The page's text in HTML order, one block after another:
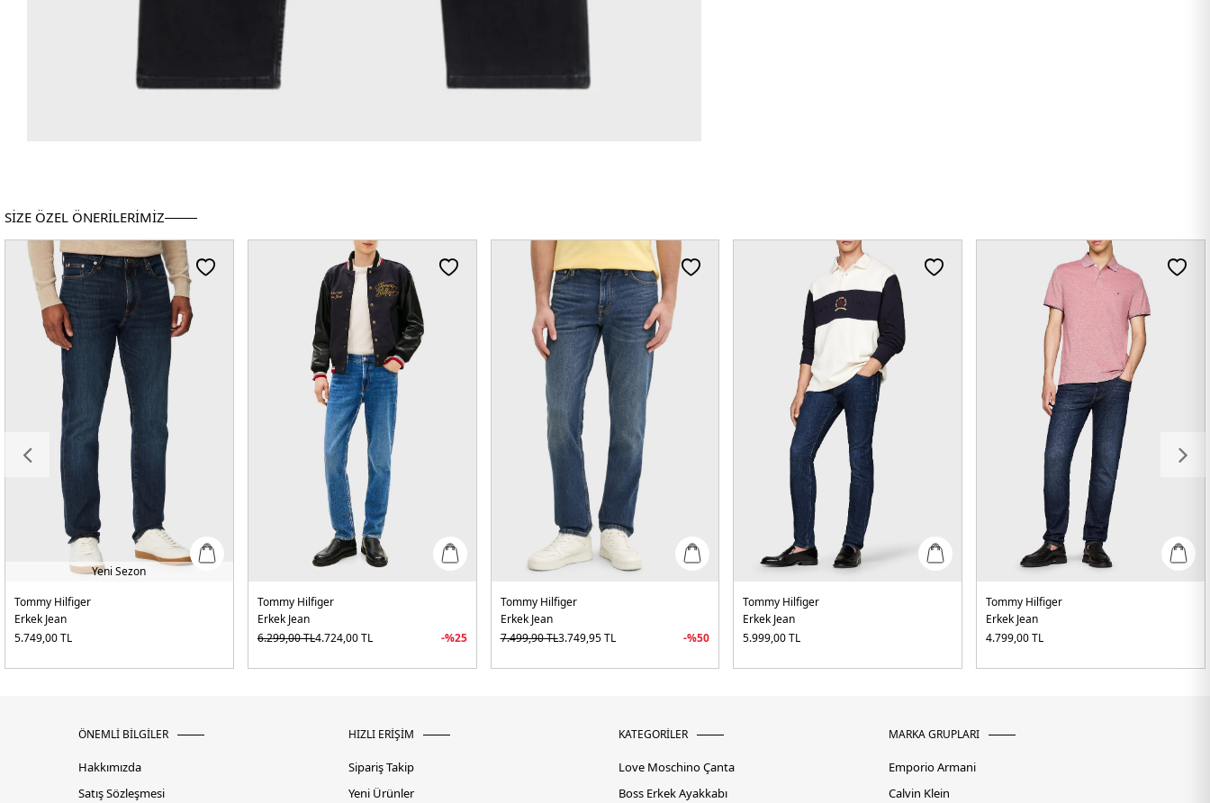
SİZE ÖZEL ÖNERİLERİMİZ
Yeni Sezon
Tommy Hilfiger
Erkek Jean
5.749,00TL
Tommy Hilfiger
Erkek Jean
6.299,00TL4.724,00TL -%25
Tommy Hilfiger
Erkek Jean
7.499,90TL3.749,95TL -%50
Tommy Hilfiger
Erkek Jean
5.999,00TL
Tommy Hilfiger
Erkek Jean
4.799,00TL
ÖNEMLİ BİLGİLER
Hakkımızda
Satış Sözleşmesi
HIZLI ERİŞİM
Sipariş Takip
Yeni Ürünler
KATEGORİLER
Love Moschino Çanta
Boss Erkek Ayakkabı
MARKA GRUPLARI
Emporio Armani
Calvin Klein